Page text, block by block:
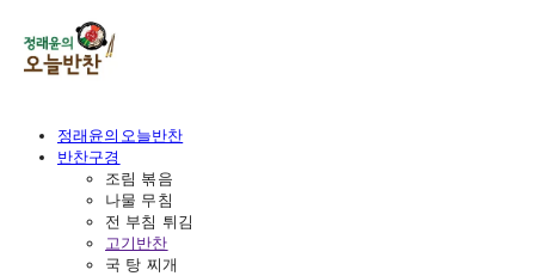
정래윤의오늘반찬
반찬구경
조림 볶음
나물 무침
전 부침 튀김
고기반찬
국 탕 찌개